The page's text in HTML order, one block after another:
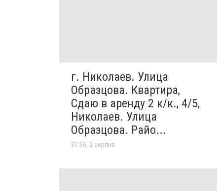
г. Николаев. Улица
Образцова. Квартира,
Сдаю в аренду 2 к/к., 4/5,
Николаев. Улица
Образцова. Райо...
21:56, 3 серпня